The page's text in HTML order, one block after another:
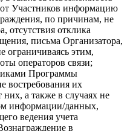
Участников информацию
по причинам, не
отсутствия отклика
письма Организатора,
ограничиваясь этим,
операторов связи;
Программы
востребования их
а также в случаях не
информации/данных,
ведения учета
в